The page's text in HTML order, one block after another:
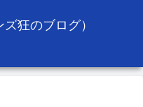
狂のブログ）